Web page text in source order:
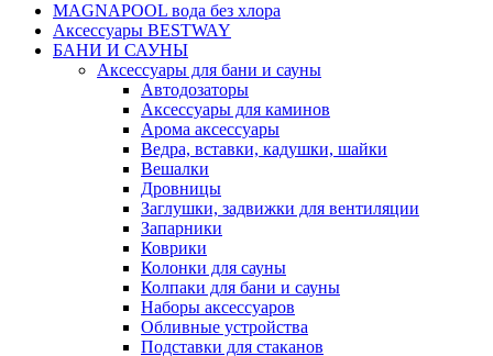
MAGNAPOOL вода без хлора
Аксессуары BESTWAY
БАНИ И САУНЫ
Аксессуары для бани и сауны
Автодозаторы
Аксессуары для каминов
Арома аксессуары
Ведра, вставки, кадушки, шайки
Вешалки
Дровницы
Заглушки, задвижки для вентиляции
Запарники
Коврики
Колонки для сауны
Колпаки для бани и сауны
Наборы аксессуаров
Обливные устройства
Подставки для стаканов